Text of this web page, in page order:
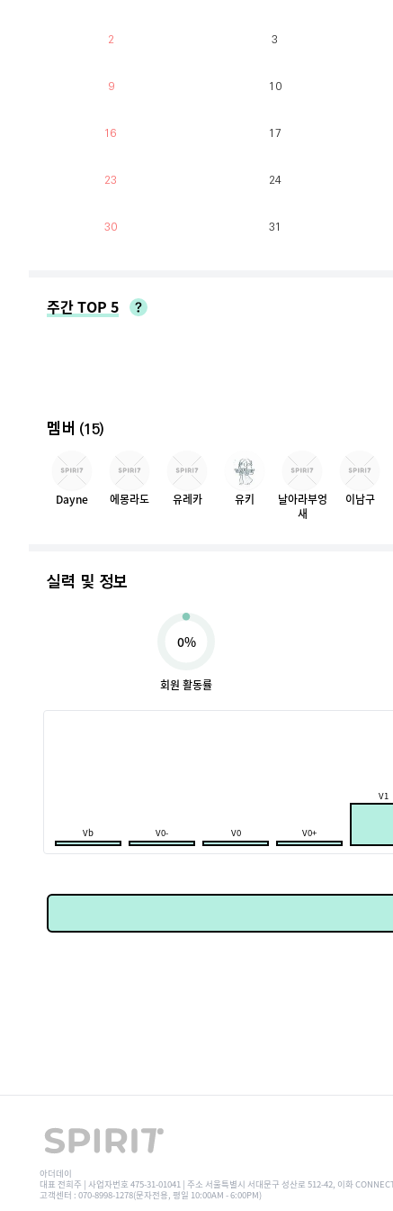
2 3
9 10
16 17
23 24
30 31
주간 TOP 5
멤버 (15)
Dayne 에몽라도 유레카 유키
날아라부엉
새
이남구
실력 및 정보
0%
회원 활동률
Vb V0- V0 V0+
V1
아더데이
대표 전희주 | 사업자번호 475-31-01041 | 주소 서울특별시 서대문구 성산로 512-42, 이화
고객센터 : 070-8998-1278(문자전용, 평일 10:00AM - 6:00PM)